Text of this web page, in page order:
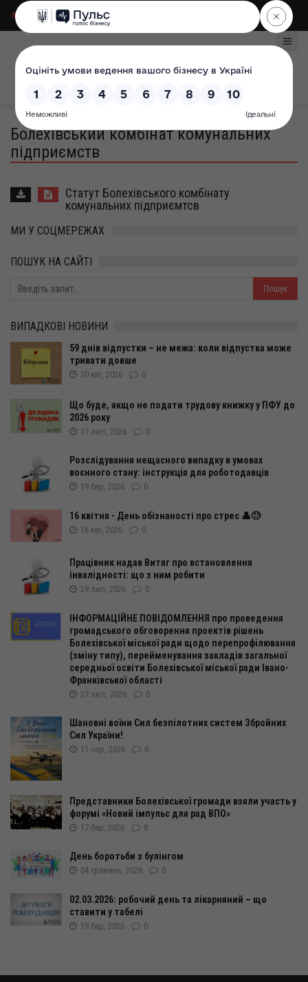
Для слабозорих|
Болехівський комбінат комунальних
підприємств
Статут Болехівського комбінату
комунальних підприємтсв
МИ У СОЦМЕРЕЖАХ
ПОШУК НА САЙТІ
ВИПАДКОВІ НОВИНИ
59 днів відпустки – не межа: коли відпустка може
тривати довше
20 кві, 2026 0
Що буде, якщо не подати трудову книжку у ПФУ до
2026 року
17 лют, 2026 0
Розслідування нещасного випадку в умовах
воєнного стану: інструкція для роботодавців
19 бер, 2026 0
16 квітня - День обізнаності про стрес 👤😓
16 кві, 2026 0
Працівник надав Витяг про встановлення
інвалідності: що з ним робити
29 лип, 2026 0
ІНФОРМАЦІЙНЕ ПОВІДОМЛЕННЯ про проведення
громадського обговорення проектів рішень
Болехівської міської ради щодо перепрофілювання
(зміну типу), перейменування закладів загальної
середньої освіти Болехівської міської ради Івано-
Франківської області
27 лют, 2026 0
Шановні воїни Сил безпілотних систем Збройних
Сил України!
11 чер, 2026 0
Представники Болехівської громади взяли участь у
форумі «Новий імпульс для рад ВПО»
17 бер, 2026 0
День боротьби з булінгом
04 травень, 2026 0
02.03.2026: робочий день та лікарняний – що
ставити у табелі
19 бер, 2026 0